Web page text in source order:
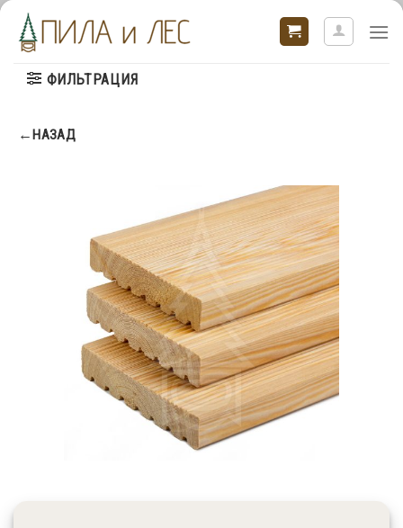
Skip
content
ФИЛЬТРАЦИЯ
←НАЗАД